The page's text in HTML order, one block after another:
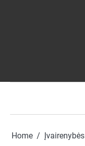
NAUJIENĄ
Home Įvairenybės